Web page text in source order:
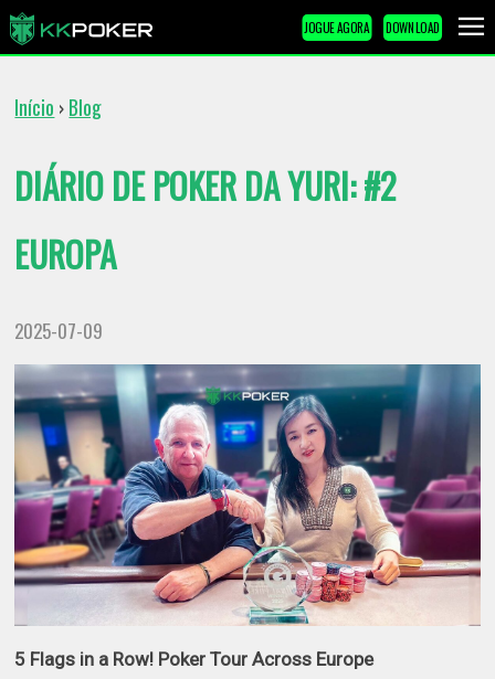
JOGUE AGORA DOWNLOAD
Início › Blog
DIÁRIO DE POKER DA YURI: #2
EUROPA
2025-07-09
5 Flags in a Row! Poker Tour Across Europe